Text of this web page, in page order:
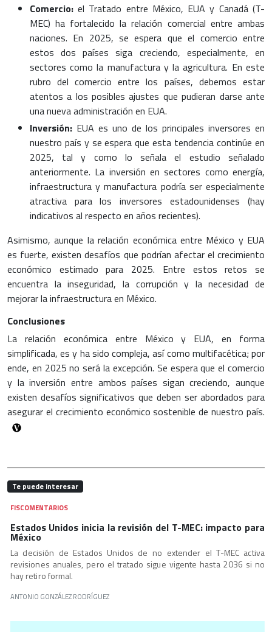
Comercio:el Tratado entre México, EUA y Canadá (T-
MEC) ha fortalecido la relación comercial entre ambas
naciones. En 2025, se espera que el comercio entre
estos dos países siga creciendo, especialmente, en
sectores como la manufactura y la agricultura. En este
rubro del comercio entre los países, debemos estar
atentos a los posibles ajustes que pudieran darse ante
una nueva administración en EUA.
Inversión: EUA es uno de los principales inversores en
nuestro país y se espera que esta tendencia continúe en
2025, tal y como lo señala el estudio señalado
anteriormente. La inversión en sectores como energía,
infraestructura y manufactura podría ser especialmente
atractiva para los inversores estadounidenses (hay
indicativos al respecto en años recientes).
Asimismo, aunque la relación económica entre México y EUA
es fuerte, existen desafíos que podrían afectar el crecimiento
económico estimado para 2025. Entre estos retos se
encuentra la inseguridad, la corrupción y la necesidad de
mejorar la infraestructura en México.
Conclusiones
La relación económica entre México y EUA, en forma
simplificada, es y ha sido compleja, así como multifacética; por
ende, en 2025 no será la excepción. Se espera que el comercio
y la inversión entre ambos países sigan creciendo, aunque
existen desafíos significativos que deben ser abordados para
asegurar el crecimiento económico sostenible de nuestro país.
Te puede interesar
FISCOMENTARIOS
Estados Unidos inicia la revisión del T-MEC: impacto para
México
La decisión de Estados Unidos de no extender el T-MEC activa
revisiones anuales, pero el tratado sigue vigente hasta 2036 si no
hay retiro formal.
ANTONIO GONZÁLEZ RODRÍGUEZ